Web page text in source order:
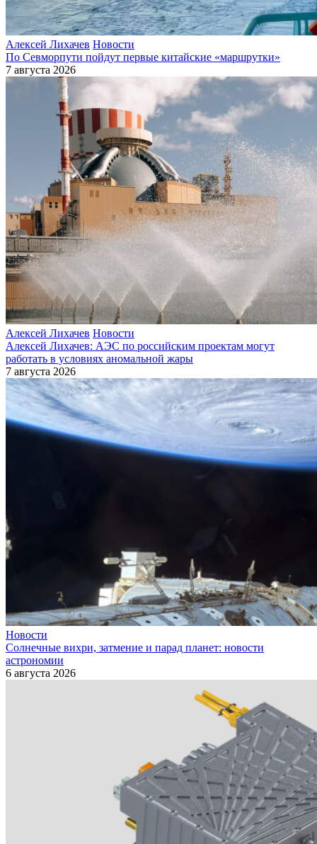
Алексей Лихачев Новости
По Севморпути пойдут первые китайские «маршрутки»
7 августа 2026
Алексей Лихачев Новости
Алексей Лихачев: АЭС по российским проектам могут
работать в условиях аномальной жары
7 августа 2026
Новости
Солнечные вихри, затмение и парад планет: новости
астрономии
6 августа 2026